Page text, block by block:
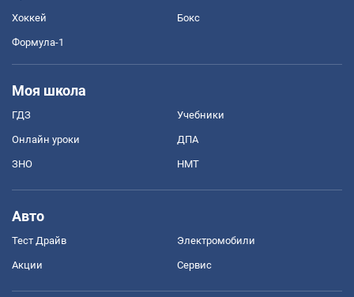
Хоккей Бокс
Формула-1
Моя школа
ГДЗ Учебники
Онлайн уроки ДПА
ЗНО НМТ
Авто
Тест Драйв Электромобили
Акции Сервис